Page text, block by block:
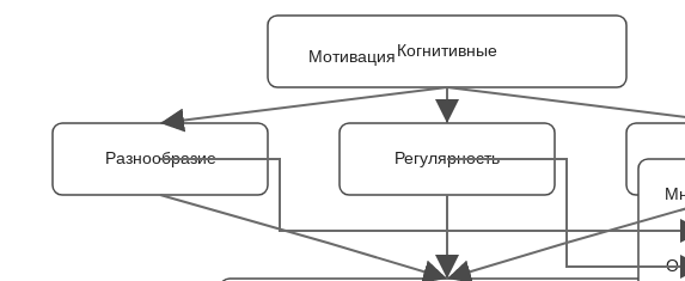
Когнитивные
Разнообразие Регулярность
Мотивация